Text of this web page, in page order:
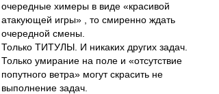
очередные химеры в виде «красивой
атакующей игры» , то смиренно ждать
очередной смены.
Только ТИТУЛЫ. И никаких других задач.
Только умирание на поле и «отсутствие
попутного ветра» могут скрасить не
выполнение задач.